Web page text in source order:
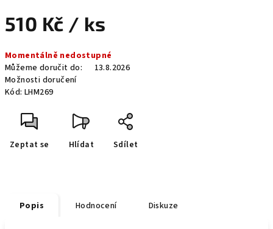
510 Kč / ks
cena:
Momentálně nedostupné
Můžeme doručit do:
13.8.2026
Možnosti doručení
Kód: LHM269
Zeptat se Hlídat Sdílet
Popis Hodnocení Diskuze